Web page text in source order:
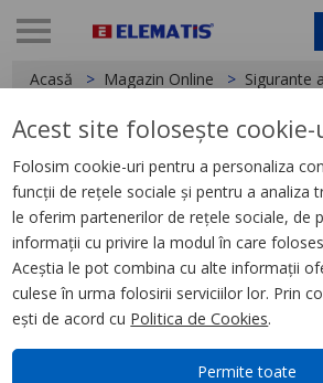
Acasă Magazin Online Sigurante
< Contacte Auxiliare si Bobine
Bobina de
Unitate de
Acest site folosește
Folosim cookie-uri pentru a personaliza
funcții de rețele sociale și pentru a analiza
le oferim partenerilor de rețele sociale, de
informații cu privire la modul în care
Aceștia le pot combina cu alte informații
culese în urma folosirii serviciilor lor. Prin
ești de acord cu Politica de Cookies.
Permite toate